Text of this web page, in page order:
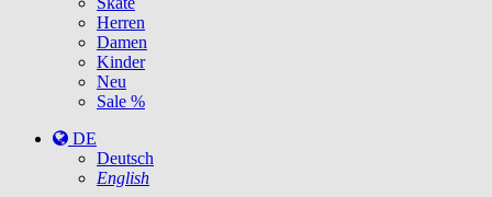
Herren
Damen
Kinder
Neu
Sale %
DE
Deutsch
English